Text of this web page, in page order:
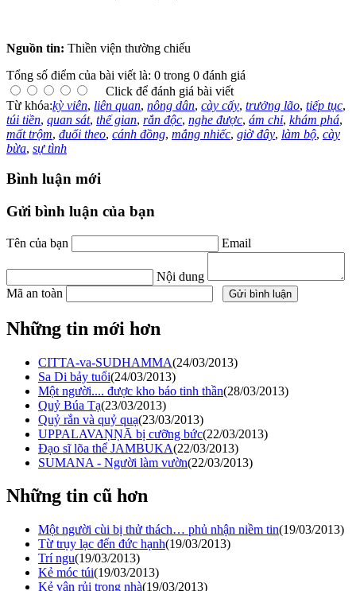
Nguồn tin: Thiền viện thường chiếu
Tổng số điểm của bài viết là: 0 trong 0 đánh giá
Click để đánh giá bài viết
Từ khóa:kỳ viên, liên quan, nông dân, cày cấy, trưởng lão, tiếp tục,
túi tiền, quan sát, thế gian, rắn độc, nghe được, ám chỉ, khám phá,
mất trộm, đuổi theo, cánh đồng, mắng nhiếc, giờ đây, làm bộ, cày
bừa, sự tình
Bình luận mới
Gửi bình luận của bạn
Tên của bạn Email
Nội dung
Mã an toàn
Những tin mới hơn
CITTA-va-SUDHAMMA(24/03/2013)
Sa Di bảy tuổi(24/03/2013)
Một người.... được kho báo tinh thần(28/03/2013)
Quỷ Búa Tạ(23/03/2013)
Quỷ rắn và quỷ quạ(23/03/2013)
UPPALAVAṆṆĀ bị cưỡng bức(22/03/2013)
Đạo sĩ lõa thể JAMBUKA(22/03/2013)
SUMANA - Người làm vườn(22/03/2013)
Những tin cũ hơn
Một người cùi bị thử thách… phủ nhận niềm tin(19/03/2013)
Từ trụy lạc đến đức hạnh(19/03/2013)
Trí ngu(19/03/2013)
Kẻ móc túi(19/03/2013)
Kẻ vận rủi trong nhà(19/03/2013)